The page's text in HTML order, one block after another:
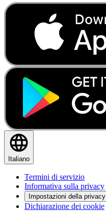
Italiano
Termini di servizio
Informativa sulla privacy
Impostazioni della privacy
Dichiarazione dei cookie